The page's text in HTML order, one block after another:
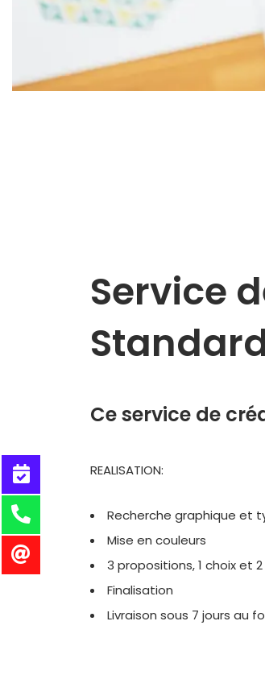
Service
Ce service de
REALISATION:
Recherche graphique et
Mise en couleurs
3 propositions, 1 choix et
Finalisation
Livraison sous 7 jours au